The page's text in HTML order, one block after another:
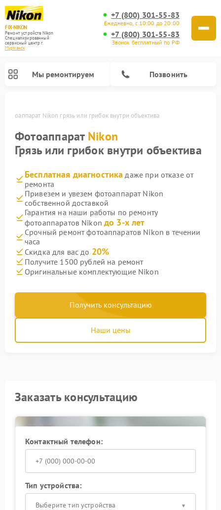
FIX-NIKON
Ремонт устройств Nikon
Специализированный
cервисный центр г.
Мурманск
+7 (800) 301-55-83
Ежедневно, с 10:00 до 20:00
+7 (800) 301-55-83
Звонок бесплатный по РФ
Мы ремонтируем Позвонить
Фотоаппарат Nikon грязь или грибок внутри объектива
Фотоаппарат Nikon
Грязь или грибок внутри объектива
Бесплатная диагностика даже при отказе от
ремонта
Привезем и увезем фотоаппарат Nikon
собственной доставкой
Гарантия на наши работы по ремонту
фотоаппаратов Nikonдо 3-х лет
Срочный ремонт фотоаппаратов Nikon в течении
часа
Скидка для вас до 20%
Получите 1500 рублей на ремонт
Оригинальные комплектующие Nikon
Получить консультацию
Наши цены
Заказать консультацию
Контактный телефон:
Тип устройства:
Выберите тип устройства